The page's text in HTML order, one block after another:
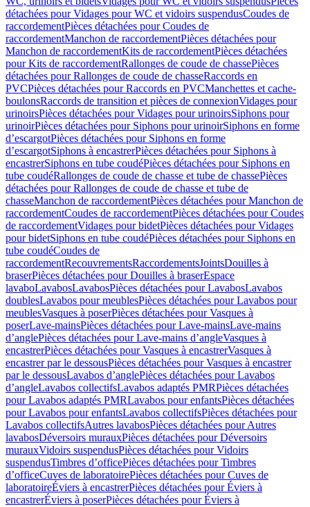
détachées pour Vidages pour WC et vidoirs suspendusCoudes de
raccordementPièces détachées pour Coudes de
raccordementManchon de raccordementPièces détachées pour
Manchon de raccordementKits de raccordementPièces détachées
pour Kits de raccordementRallonges de coude de chassePièces
détachées pour Rallonges de coude de chasseRaccords en
PVCPièces détachées pour Raccords en PVCManchettes et cache-
boulonsRaccords de transition et pièces de connexionVidages pour
urinoirsPièces détachées pour Vidages pour urinoirsSiphons pour
urinoirPièces détachées pour Siphons pour urinoirSiphons en forme
d’escargotPièces détachées pour Siphons en forme
d’escargotSiphons à encastrerPièces détachées pour Siphons à
encastrerSiphons en tube coudéPièces détachées pour Siphons en
tube coudéRallonges de coude de chasse et tube de chassePièces
détachées pour Rallonges de coude de chasse et tube de
chasseManchon de raccordementPièces détachées pour Manchon de
raccordementCoudes de raccordementPièces détachées pour Coudes
de raccordementVidages pour bidetPièces détachées pour Vidages
pour bidetSiphons en tube coudéPièces détachées pour Siphons en
tube coudéCoudes de
raccordementRecouvrementsRaccordementsJointsDouilles à
braserPièces détachées pour Douilles à braserEspace
lavaboLavabosLavabosPièces détachées pour LavabosLavabos
doublesLavabos pour meublesPièces détachées pour Lavabos pour
meublesVasques à poserPièces détachées pour Vasques à
poserLave-mainsPièces détachées pour Lave-mainsLave-mains
d’anglePièces détachées pour Lave-mains d’angleVasques à
encastrerPièces détachées pour Vasques à encastrerVasques à
encastrer par le dessousPièces détachées pour Vasques à encastrer
par le dessousLavabos d’anglePièces détachées pour Lavabos
d’angleLavabos collectifsLavabos adaptés PMRPièces détachées
pour Lavabos adaptés PMRLavabos pour enfantsPièces détachées
pour Lavabos pour enfantsLavabos collectifsPièces détachées pour
Lavabos collectifsAutres lavabosPièces détachées pour Autres
lavabosDéversoirs murauxPièces détachées pour Déversoirs
murauxVidoirs suspendusPièces détachées pour Vidoirs
suspendusTimbres dʼofficePièces détachées pour Timbres
dʼofficeCuves de laboratoirePièces détachées pour Cuves de
laboratoireÉviers à encastrerPièces détachées pour Éviers à
encastrerÉviers à poserPièces détachées pour Éviers à